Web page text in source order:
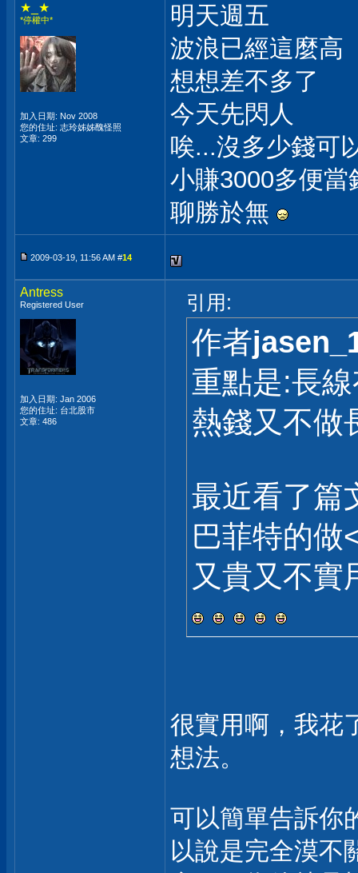
★_★
*停權中*
加入日期: Nov 2008
您的住址: 志玲姊姊醜怪照
文章: 299
明天週五
波浪已經這麼高
想想差不多了
今天先閃人
唉...沒多少錢可
小賺3000多便當
聊勝於無
2009-03-19, 11:56 AM #14
Antress
Registered User
加入日期: Jan 2006
您的住址: 台北股市
文章: 486
引用:
作者
重點是:長
熱錢又不做
最近看了篇
巴菲特的做
又貴又不實
很實用啊，我花
想法。
可以簡單告訴你
以說是完全漠不